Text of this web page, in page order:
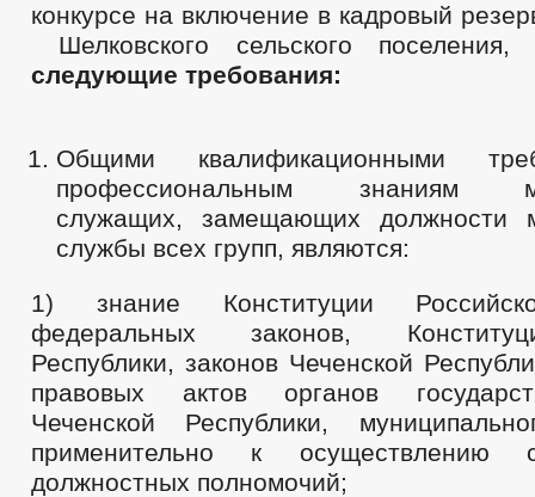
конкурсе на включение в кадровый
Шелковского сельского
следующие требования:
Общими квалификационными
профессиональным знаниям
служащих, замещающих должности
службы всех групп, являются:
1) знание Конституции
федеральных законов,
Республики, законов Чеченской
правовых актов органов
Чеченской Республики,
применительно к осуществлению
должностных полномочий;